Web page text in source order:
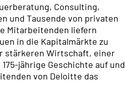
Consulting,
und Tausende von privaten
Mitarbeitenden liefern
in die Kapitalmärkte zu
stärkeren Wirtschaft, einer
jährige Geschichte auf und
von Deloitte das